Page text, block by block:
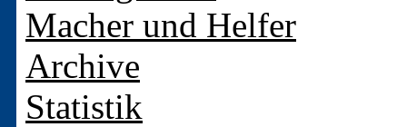
Macher und Helfer
Archive
Statistik